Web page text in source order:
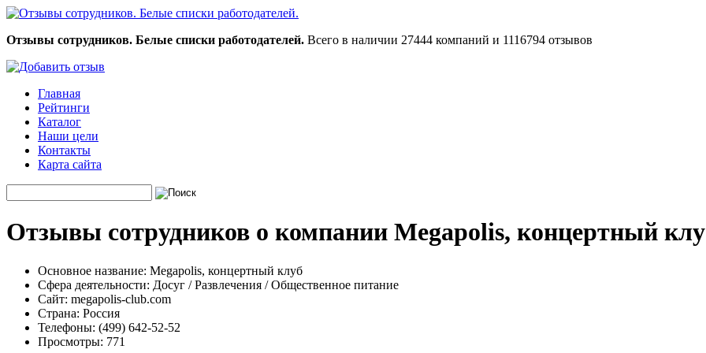
Отзывы сотрудников. Белые списки работодателей. Всего в наличии 27444 компаний и 1116794 отзывов
Главная
Рейтинги
Каталог
Наши цели
Контакты
Карта сайта
Отзывы сотрудников о компании Megapolis, концертный
Основное название: Megapolis, концертный клуб
Сфера деятельности: Досуг / Развлечения / Общественное питание
Сайт: megapolis-club.com
Страна: Россия
Телефоны: (499) 642-52-52
Просмотры: 771